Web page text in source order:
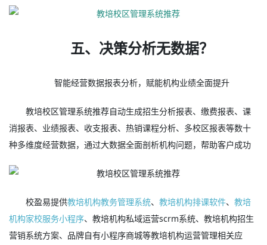
五、决策分析无数据？
智能经营数据报表分析，赋能机构业绩全面提升
教培校区管理系统推荐自动生成招生分析报表、缴费报表、课
消报表、业绩报表、收支报表、热销课程分析、多校区报表等数十
种多维度经营数据，通过大数据全面剖析机构问题，帮助客户成功
校盈易提供教培机构教务管理系统、教培机构排课软件、教培
机构家校服务小程序、教培机构私域运营scrm系统、教培机构招生
营销系统方案、品牌自有小程序商城等教培机构运营管理相关应